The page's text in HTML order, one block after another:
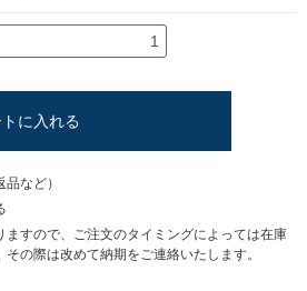
に入れる
など）
すので、ご注文のタイミングによっては在庫
の際は改めて納期をご連絡いたします。